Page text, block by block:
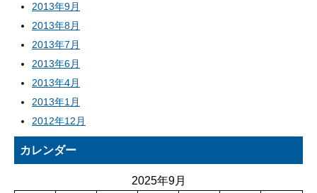
2013年9月
2013年8月
2013年7月
2013年6月
2013年4月
2013年1月
2012年12月
カレンダー
2025年9月